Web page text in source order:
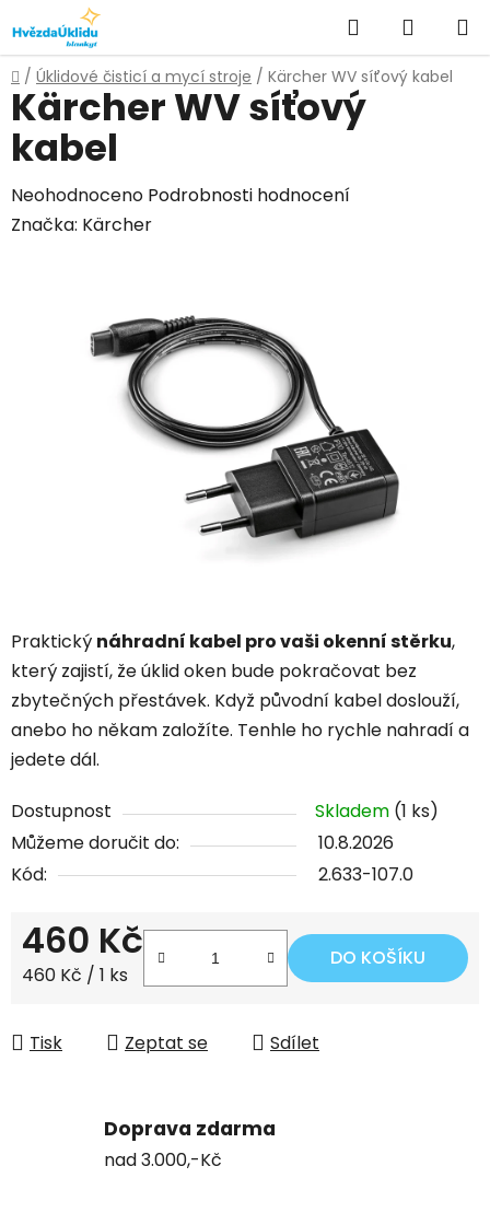
na
obsah
Hledat
KOŠÍK
Domů
/ Úklidové čisticí a mycí stroje / Kärcher WV síťový kabel
Praktický náhradní kabel pro vaši okenní stěrku,
který zajistí, že úklid oken bude pokračovat bez
zbytečných přestávek. Když původní kabel doslouží,
anebo ho někam založíte. Tenhle ho rychle nahradí a
jedete dál.
Dostupnost Skladem (1 ks)
Můžeme doručit do:
10.8.2026
Kód:
2.633-107.0
460 Kč
Měrná cena:
460 Kč / 1 ks
DO KOŠÍKU
Tisk Zeptat se Sdílet
Kärcher WV síťový
kabel
Průměrné
hodnocení
Neohodnoceno Podrobnosti hodnocení
Značka: Kärcher
Doprava zdarma
nad 3.000,-Kč